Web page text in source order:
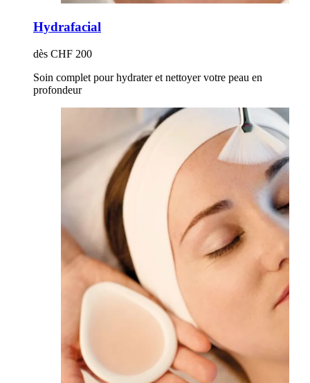
Hydrafacial
dès CHF 200
Soin complet pour hydrater et nettoyer votre peau en
profondeur